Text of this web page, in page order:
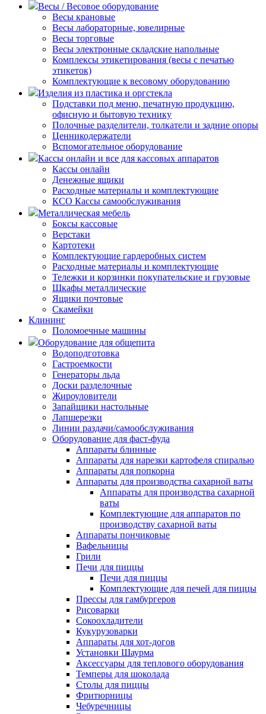
Весы / Весовое оборудование
Весы крановые
Весы лабораторные, ювелирные
Весы торговые
Весы электронные складские напольные
Комплексы этикетирования (весы с печатью
этикеток)
Комплектующие к весовому оборудованию
Изделия из пластика и оргстекла
Подставки под меню, печатную продукцию,
офисную и бытовую технику
Полочные разделители, толкатели и задние опоры
Ценникодержатели
Вспомогательное оборудование
Кассы онлайн и все для кассовых аппаратов
Кассы онлайн
Денежные ящики
Расходные материалы и комплектующие
КСО Кассы самообслуживания
Металлическая мебель
Боксы кассовые
Верстаки
Картотеки
Комплектующие гардеробных систем
Расходные материалы и комплектующие
Тележки и корзинки покупательские и грузовые
Шкафы металлические
Ящики почтовые
Скамейки
Клининг
Поломоечные машины
Оборудование для общепита
Водоподготовка
Гастроемкости
Генераторы льда
Доски разделочные
Жироуловители
Запайщики настольные
Лапшерезки
Линии раздачи/самообслуживания
Оборудование для фаст-фуда
Аппараты блинные
Аппараты для нарезки картофеля спиралью
Аппараты для попкорна
Аппараты для производства сахарной ваты
Аппараты для производства сахарной
ваты
Комплектующие для аппаратов по
производству сахарной ваты
Аппараты пончиковые
Вафельницы
Грили
Печи для пиццы
Печи для пиццы
Комплектующие для печей для пиццы
Прессы для гамбургеров
Рисоварки
Сокоохладители
Кукурузоварки
Аппараты для хот-догов
Установки Шаурма
Аксессуары для теплового оборудования
Темперы для шоколада
Столы для пиццы
Фритюрницы
Чебуречницы